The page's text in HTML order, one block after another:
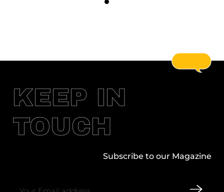
KEEP IN
TOUCH
Subscribe to our Magazine